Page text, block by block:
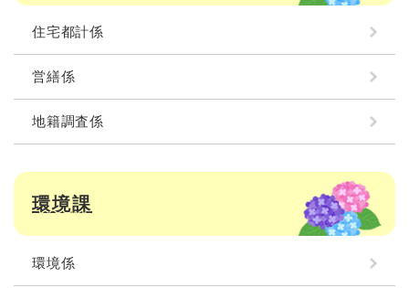
住宅都計係
営繕係
地籍調査係
環境課
環境係